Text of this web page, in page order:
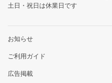
土日・祝日は休業日です
お知らせ
ご利用ガイド
広告掲載